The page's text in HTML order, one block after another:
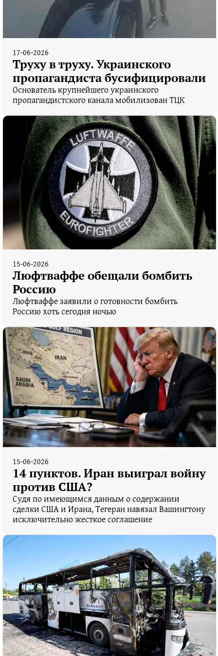
17-06-2026
Труху в труху. Украинского
пропагандиста бусифицировали
Основатель крупнейшего украинского
пропагандистского канала мобилизован ТЦК
15-06-2026
Люфтваффе обещали бомбить
Россию
Люфтваффе заявили о готовности бомбить
Россию хоть сегодня ночью
15-06-2026
14 пунктов. Иран выиграл войну
против США?
Судя по имеющимся данным о содержании
сделки США и Ирана, Тегеран навязал Вашингтону
исключительно жесткое соглашение